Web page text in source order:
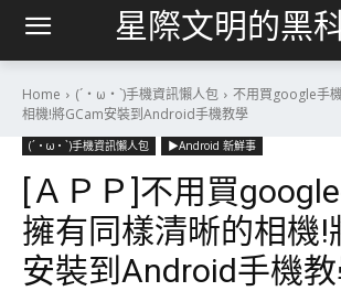
星際文明的黑
Home (´・ω・`)手機資訊懶人包
不用買google手
相機!將GCam安裝到Android手機教學
(´・ω・`)手機資訊懶人包 ▶Android 新鮮事
[ＡＰＰ]不用買
擁有同樣清晰的相機!
安裝到Android手機